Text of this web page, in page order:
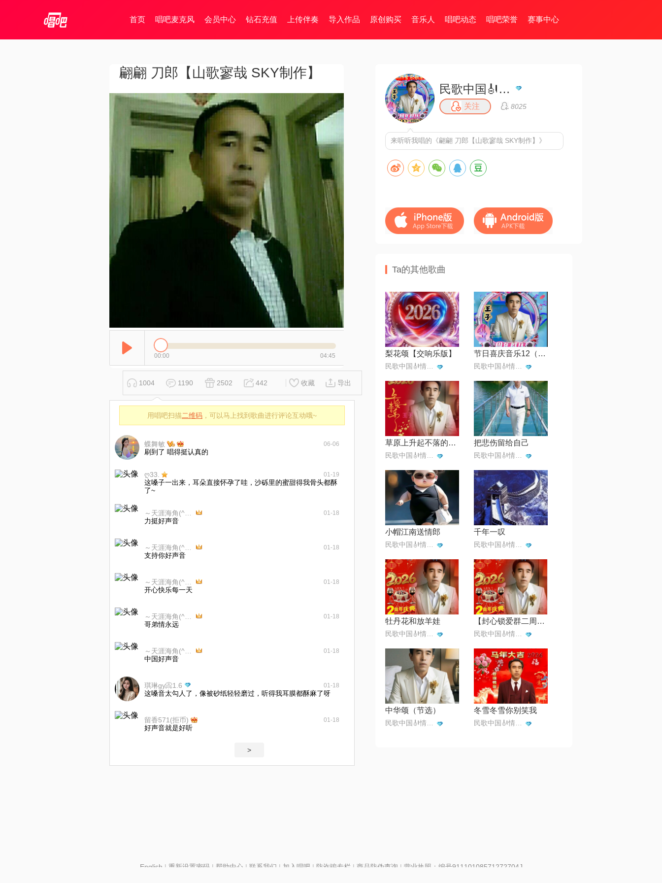
首页 唱吧麦克风 会员中心 钻石充值 上传伴奏 导入作品 原创购买 音乐人 唱吧动态 唱吧荣誉 赛事中心
翩翩 刀郎【山歌寥哉 SKY制作】
00:00 04:45
1004 1190 2502 442 收藏 导出
用唱吧扫描二维码 ，可以马上找到歌曲进行评论互动哦~
蝶舞敏 06-06
刷到了 唱得挺认真的
ღ33. 01-19
这嗓子一出来，耳朵直接怀孕了哇，沙砾里的蜜甜得我骨头都酥
了~
01-18
力挺好声音
01-18
支持你好声音
01-18
开心快乐每一天
01-18
哥弟情永远
01-18
中国好声音
琪琳gy📀1.6 01-18
这嗓音太勾人了，像被砂纸轻轻磨过，听得我耳膜都酥麻了呀
留香571(拒币) 01-18
好声音就是好听
>
民歌中国🎻情歌王子一月一首
关注 8025
来听听我唱的《翩翩 刀郎【山歌寥哉 SKY制作】》
Ta的其他歌曲
梨花颂【交响乐版】 节日喜庆音乐12（咏恒星光主持伴奏）
草原上升起不落的太阳 把悲伤留给自己
小帽江南送情郎 千年一叹
牡丹花和放羊娃 【封心锁爱群二周年庆典】
中华颂（节选） 冬雪冬雪你别笑我
English | 重新设置密码| 帮助中心 | 联系我们 | 加入唱吧 | 防诈骗专栏 | 商品防伪查询 | 营业执照：编号91110108571272704J